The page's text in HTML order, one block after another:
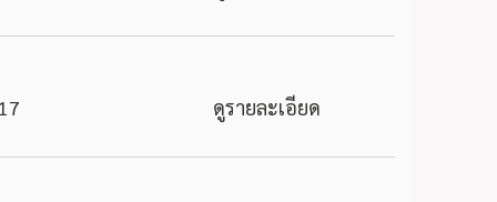
ดูรายละเอียด